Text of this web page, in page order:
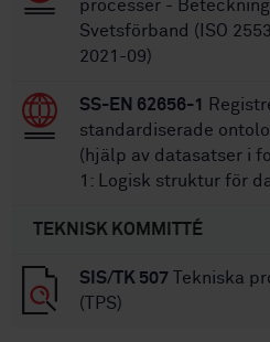
processer -
Svetsförband (ISO
2021-09)
SS-EN 62656-1
standardiserade
(hjälp av datasatser i
1: Logisk struktur för
TEKNISK KOMMITTÉ
SIS/TK 507 Tekniska
(TPS)